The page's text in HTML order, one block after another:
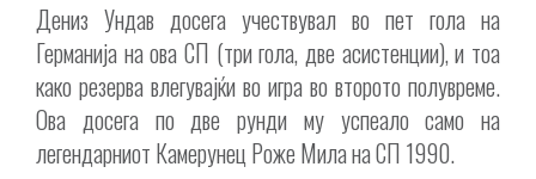
Дениз Ундав досега учествувал во пет гола на
Германија на ова СП (три гола, две асистенции), и тоа
како резерва влегувајќи во игра во второто полувреме.
Ова досега по две рунди му успеало само на
легендарниот Камерунец Роже Мила на СП 1990.